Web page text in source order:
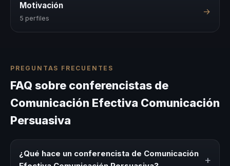
Motivación
5 perfiles
→
PREGUNTAS FRECUENTES
FAQ sobre conferencistas de
Comunicación Efectiva Comunicación
Persuasiva
¿Qué hace un conferencista de Comunicación
+